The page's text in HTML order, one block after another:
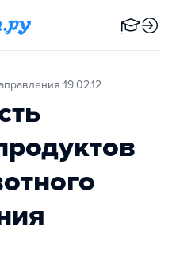
19.02.12